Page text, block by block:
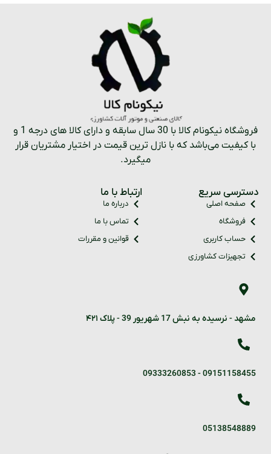
فروشگاه نیکونام کالا با 30 سال سابقه و دارای کالا های درجه 1 و
با کیفیت می‌باشد که با نازل ترین قیمت در اختیار مشتریان قرار
میگیرد.
دسترسی سریع
صفحه اصلی
فروشگاه
حساب کاربری
تجهیزات کشاورزی
ارتباط با ما
درباره ما
تماس با ما
قوانین و مقررات
مشهد - نرسیده به نبش 17 شهریور 39 - پلاک ۴۲۱
09151158455
-
09333260853
05138548889